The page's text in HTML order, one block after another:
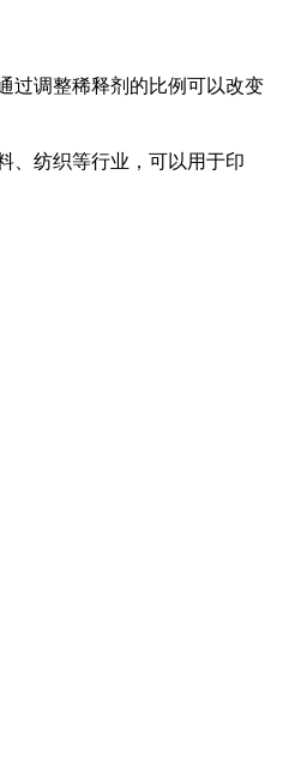
过调整稀释剂的比例可以改变
、纺织等行业，可以用于印